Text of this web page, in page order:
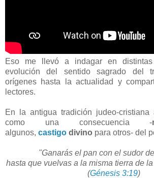
Eso me llevó a indagar en
evolución del sentido sagrado del
orígenes hasta la actualidad y
lectores.
En la antigua tradición judeo-cristiana
como una consecuencia -
algunos, castigo divino para otros- del
"Ganarás el pan con el sudor
hasta que vuelvas a la misma tierra de
(Génesis 3:19)